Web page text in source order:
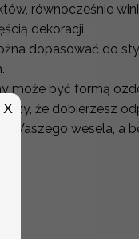
równocześnie
dekoracji.
dopasować do
może być formą
że dobierzesz
Waszego wesela, a
X